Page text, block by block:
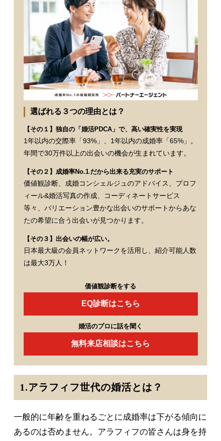
選ばれる３つの理由とは？
【その１】独自の「婚活PDCA」で、高い確実性を実現
1年以内の交際率「93%」、1年以内の成婚率「65%」。
年間で30万件以上の出会いの機会が生まれています。
【その２】成婚率No.1※だから出来る充実のサポート
価値観診断、成婚コンシェルジュのアドバイス、プロフ
ィール&婚活写真の作成、コーディネートサービス
等々、バリエーション豊かな出会いのサポートからあな
たの希望に合う出会いが見つかります。
【その３】出会いの幅が広い。
日本最大級の会員ネットワークを活用し、紹介可能人数
は最大3万人！
価値観診断をする
EQ診断はこちら
婚活のプロに話を聞く
無料来店相談はこちら
1.アラフィフ世代の婚活とは？
一般的に年齢を重ねるごとに成婚率は下がる傾向に
あるのは否めません。アラフィフの皆さんは身を持